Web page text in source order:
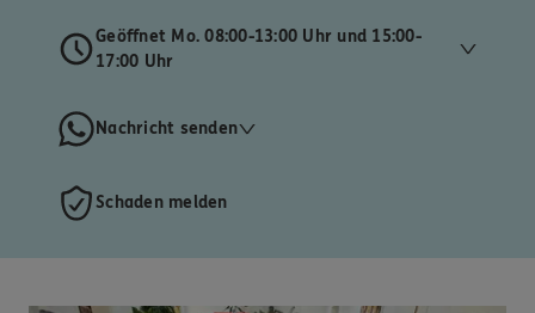
Geöffnet Mo. 08:00-13:00 Uhr und 15:00-
17:00 Uhr
Nachricht senden
Schaden melden